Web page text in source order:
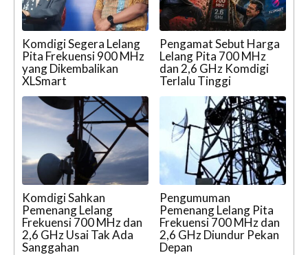
Komdigi Segera Lelang
Pita Frekuensi 900 MHz
yang Dikembalikan
XLSmart
Pengamat Sebut Harga
Lelang Pita 700 MHz
dan 2,6 GHz Komdigi
Terlalu Tinggi
Komdigi Sahkan
Pemenang Lelang
Frekuensi 700 MHz dan
2,6 GHz Usai Tak Ada
Sanggahan
Pengumuman
Pemenang Lelang Pita
Frekuensi 700 MHz dan
2,6 GHz Diundur Pekan
Depan